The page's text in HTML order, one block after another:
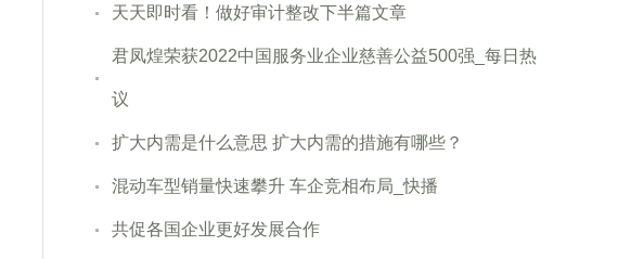
天天即时看！做好审计整改下半篇文章
君凤煌荣获2022中国服务业企业慈善公益500强_每日热
议
扩大内需是什么意思 扩大内需的措施有哪些？
混动车型销量快速攀升 车企竞相布局_快播
共促各国企业更好发展合作